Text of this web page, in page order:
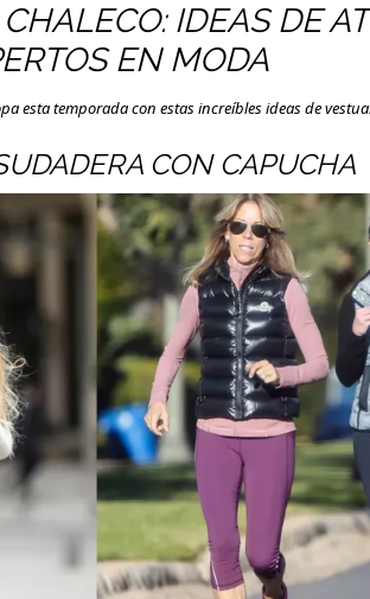
IDEAS DE
EN MODA
esta temporada con estas increíbles ideas de
CON CAPUCHA